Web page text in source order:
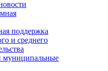
поддержка
и среднего
муниципальные